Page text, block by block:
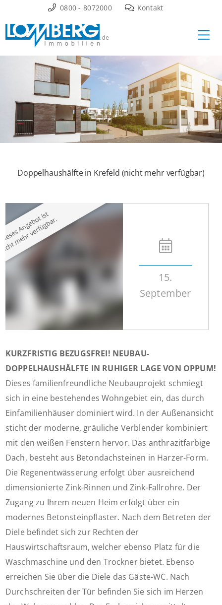
Inhalt
springen
0800 - 8072000 Kontakt
Doppelhaushälfte in Krefeld (nicht mehr verfügbar)
15.
September
KURZFRISTIG BEZUGSFREI! NEUBAU-
DOPPELHAUSHÄLFTE IN RUHIGER LAGE VON OPPUM!
Dieses familienfreundliche Neubauprojekt schmiegt
sich in eine bestehendes Wohngebiet ein, das durch
Einfamilienhäuser dominiert wird. In der Außenansicht
sticht der moderne, gräuliche Verblender kombiniert
mit den weißen Fenstern hervor. Das anthrazitfarbige
Dach, besteht aus Betondachsteinen in Harzer-Form.
Die Regenentwässerung erfolgt über ausreichend
dimensionierte Zink-Rinnen und Zink-Fallrohre. Der
Zugang zu Ihrem neuen Heim erfolgt über ein
modernes Betonsteinpflaster. Nach dem Betreten der
Diele befindet sich zur Rechten der
Hauswirtschaftsraum, welcher ebenso Platz für die
Waschmaschine und den Trockner bietet. Ebenso
erreichen Sie über die Diele das Gäste-WC. Nach
Durchschreiten der Tür befinden Sie sich im Herzen